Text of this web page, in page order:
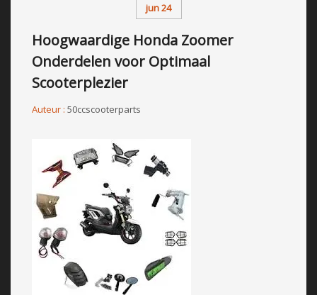
jun 24
Hoogwaardige Honda Zoomer
Onderdelen voor Optimaal
Scooterplezier
Auteur : 50ccscooterparts